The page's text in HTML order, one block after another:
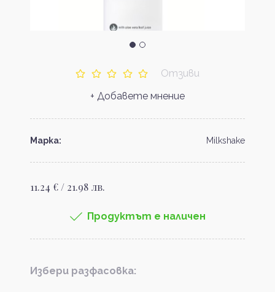
Отзиви
+ Добавете мнение
Марка: Milkshake
11.24 € / 21.98 лв.
Продуктът е наличен
Избери разфасовка: